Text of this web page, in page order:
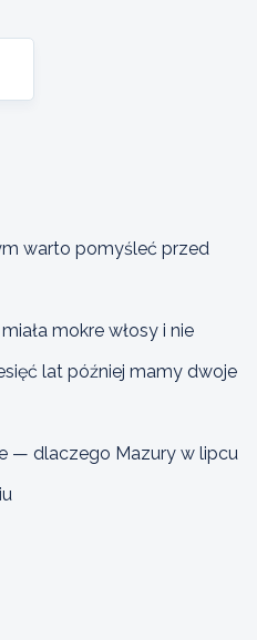
warto pomyśleć przed
mokre włosy i nie
lat później mamy dwoje
— dlaczego Mazury w lipcu